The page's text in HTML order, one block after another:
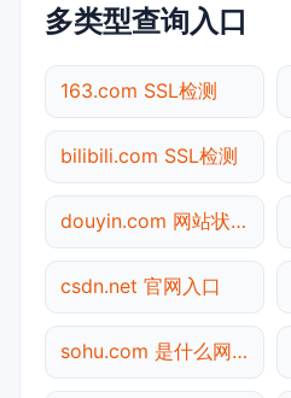
多类型查询入口
163.com SSL检测
bilibili.com SSL检测
douyin.com 网站状态
csdn.net 官网入口
sohu.com 是什么网站